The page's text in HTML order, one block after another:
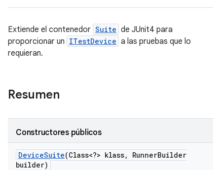
Extiende el contenedor Suite de JUnit4 para
proporcionar un ITestDevice a las pruebas que lo
requieran.
Resumen
Constructores públicos
DeviceSuite(Class<?> klass, RunnerBuilder
builder)